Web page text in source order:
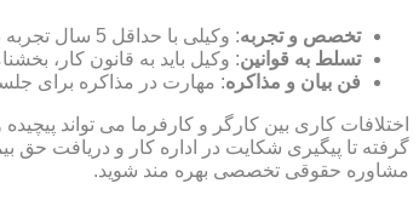
تخصص و تجربه: وکیلی با حداقل 5 سال تجربه در دعاوی اداره کار انتخاب کنید.
تسلط به قوانین: وکیل باید به قانون کار،
فن بیان و مذاکره: مهارت در مذاکره برای
اختلافات کاری بین کارگر و کارفرما می تواند
گرفته تا پیگیری شکایت در اداره کار و دریافت حق
مشاوره حقوقی تخصصی بهره مند شوید.